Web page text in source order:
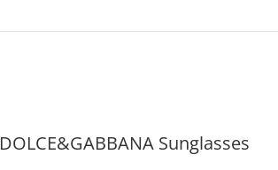
DOLCE&GABBANA Sunglasses